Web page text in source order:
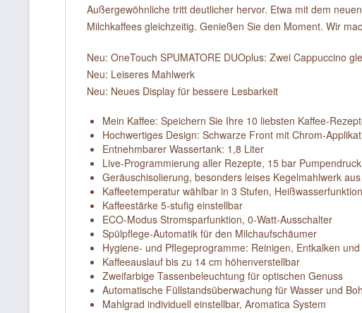
Außergewöhnliche tritt deutlicher hervor. Etwa mit dem
Milchkaffees gleichzeitig. Genießen Sie den Moment. Wir
Neu: OneTouch SPUMATORE DUOplus: Zwei Cappuccino
Neu: Leiseres Mahlwerk
Neu: Neues Display für bessere Lesbarkeit
Mein Kaffee: Speichern Sie Ihre 10 liebsten Kaffee-
Hochwertiges Design: Schwarze Front mit Chrom-
Entnehmbarer Wassertank: 1,8 Liter
Live-Programmierung aller Rezepte, 15 bar Pumpendruck
Geräuschisolierung, besonders leises Kegelmahlwerk
Kaffeetemperatur wählbar in 3 Stufen,
Kaffeestärke 5-stufig einstellbar
ECO-Modus Stromsparfunktion, 0-Watt-Ausschalter
Spülpflege-Automatik für den Milchaufschäumer
Hygiene- und Pflegeprogramme: Reinigen, Entkalken
Kaffeeauslauf bis zu 14 cm höhenverstellbar
Zweifarbige Tassenbeleuchtung für optischen Genuss
Automatische Füllstandsüberwachung für Wasser und
Mahlgrad individuell einstellbar, Aromatica System